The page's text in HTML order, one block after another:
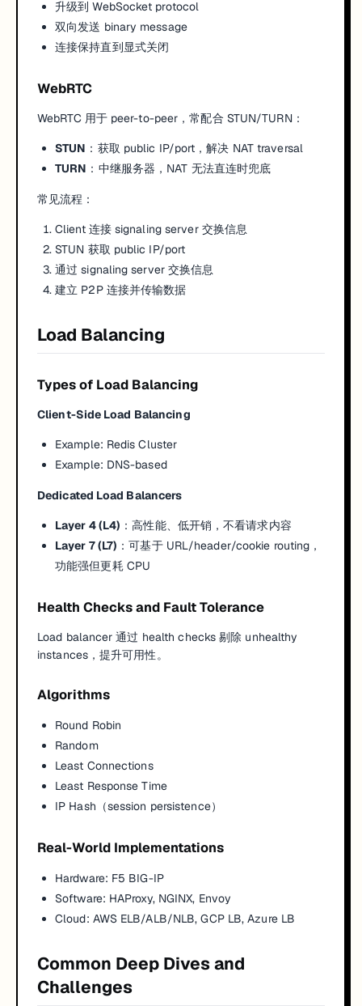
升级到 WebSocket protocol
双向发送 binary message
连接保持直到显式关闭
WebRTC
WebRTC 用于 peer-to-peer，常配合 STUN/TURN：
STUN ：获取 public IP/port，解决 NAT traversal
TURN ：中继服务器，NAT 无法直连时兜底
常见流程：
Client 连接 signaling server 交换信息
STUN 获取 public IP/port
通过 signaling server 交换信息
建立 P2P 连接并传输数据
Load Balancing
Types of Load Balancing
Client-Side Load Balancing
Example: Redis Cluster
Example: DNS-based
Dedicated Load Balancers
Layer 4 (L4) ：高性能、低开销，不看请求内容
Layer 7 (L7) ：可基于 URL/header/cookie routing，
功能强但更耗 CPU
Health Checks and Fault Tolerance
Load balancer 通过 health checks 剔除 unhealthy
instances，提升可用性。
Algorithms
Round Robin
Random
Least Connections
Least Response Time
IP Hash（session persistence）
Real-World Implementations
Hardware: F5 BIG-IP
Software: HAProxy, NGINX, Envoy
Cloud: AWS ELB/ALB/NLB, GCP LB, Azure LB
Common Deep Dives and
Challenges